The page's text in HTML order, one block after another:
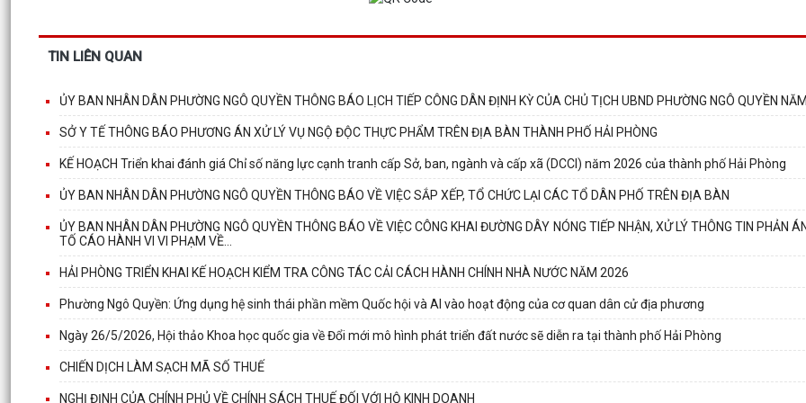
TIN LIÊN QUAN
ỦY BAN NHÂN DÂN PHƯỜNG NGÔ QUYỀN THÔNG BÁO LỊCH TIẾP CÔNG DÂN ĐỊNH KỲ CỦA CHỦ TỊCH UBND PHƯỜNG NGÔ QUYỀN
SỞ Y TẾ THÔNG BÁO PHƯƠNG ÁN XỬ LÝ VỤ NGỘ ĐỘC THỰC PHẨM TRÊN ĐỊA BÀN THÀNH PHỐ HẢI PHÒNG
KẾ HOẠCH Triển khai đánh giá Chỉ số năng lực cạnh tranh cấp Sở, ban, ngành và cấp xã (DCCI) năm 2026 của thành phố Hải Phòng
ỦY BAN NHÂN DÂN PHƯỜNG NGÔ QUYỀN THÔNG BÁO VỀ VIỆC SẮP XẾP, TỔ CHỨC LẠI CÁC TỔ DÂN PHỐ TRÊN ĐỊA BÀN
ỦY BAN NHÂN DÂN PHƯỜNG NGÔ QUYỀN THÔNG BÁO VỀ VIỆC CÔNG KHAI ĐƯỜNG DÂY NÓNG TIẾP NHẬN, XỬ LÝ THÔNG TIN PHẢN
TỐ CÁO HÀNH VI VI PHẠM VỀ...
HẢI PHÒNG TRIỂN KHAI KẾ HOẠCH KIỂM TRA CÔNG TÁC CẢI CÁCH HÀNH CHÍNH NHÀ NƯỚC NĂM 2026
Phường Ngô Quyền: Ứng dụng hệ sinh thái phần mềm Quốc hội và AI vào hoạt động của cơ quan dân cử địa phương
Ngày 26/5/2026, Hội thảo Khoa học quốc gia về Đổi mới mô hình phát triển đất nước sẽ diễn ra tại thành phố Hải Phòng
CHIẾN DỊCH LÀM SẠCH MÃ SỐ THUẾ
NGHỊ ĐỊNH CỦA CHÍNH PHỦ VỀ CHÍNH SÁCH THUẾ ĐỐI VỚI HỘ KINH DOANH